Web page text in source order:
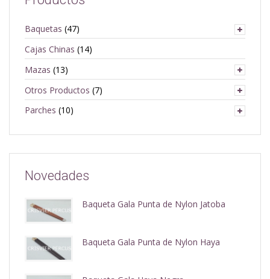
Baquetas (47)
Cajas Chinas (14)
Mazas (13)
Otros Productos (7)
Parches (10)
Novedades
Baqueta Gala Punta de Nylon Jatoba
Baqueta Gala Punta de Nylon Haya